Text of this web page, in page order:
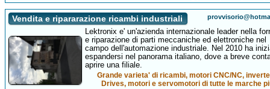
Vendita e ripararazione ricambi industriali
Lektronix e' un'azienda internazionale leader nella
e riparazione di parti meccaniche ed elettroniche nel
campo dell'automazione industriale. Nel 2010 ha
espandersi nel panorama italiano, dove a breve
aprire una filiale.
Grande varieta' di ricambi, motori CNC/NC,
Drives, motori e servomotori di tutte le marche